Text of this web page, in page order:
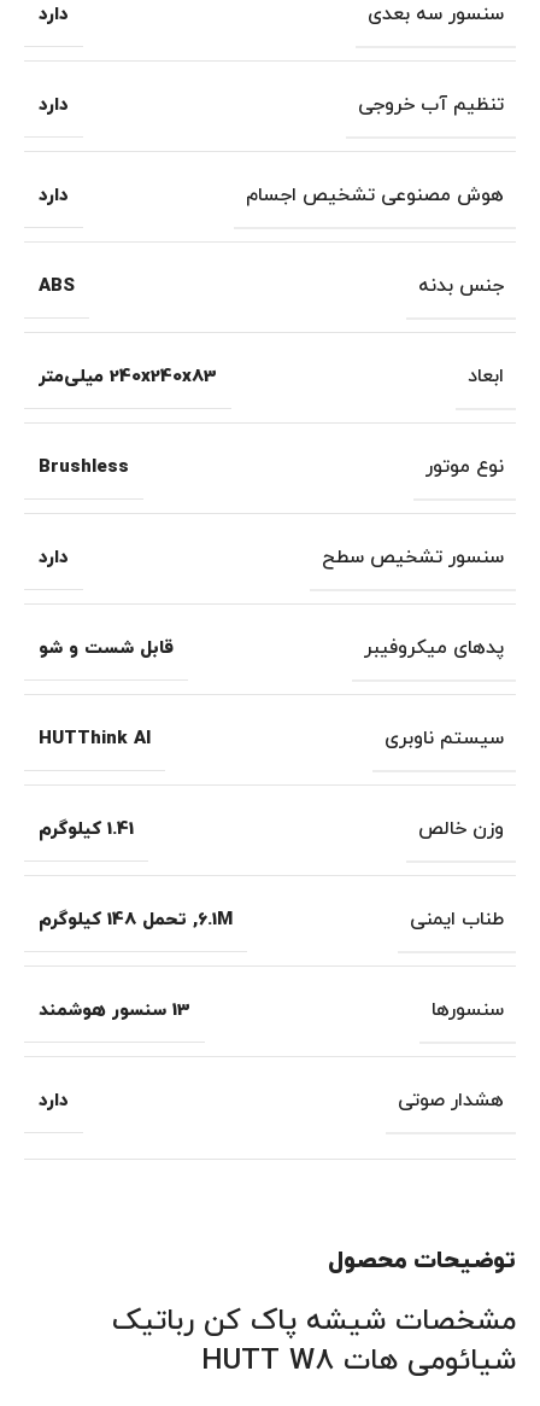
توضیحات محصول
مشخصات شیشه پاک کن رباتیک
شیائومی هات HUTT W8
سنسور سه بعدی دارد
تنظیم آب خروجی دارد
هوش مصنوعی تشخیص اجسام دارد
جنس بدنه ABS
ابعاد 240x240x83 میلی‌متر
نوع موتور Brushless
سنسور تشخیص سطح دارد
پدهای میکروفیبر قابل شست و شو
سیستم ناوبری HUTThink AI
وزن خالص 1.41 کیلوگرم
طناب ایمنی 6.1M
, تحمل 148 کیلوگرم
سنسورها 13 سنسور هوشمند
هشدار صوتی دارد